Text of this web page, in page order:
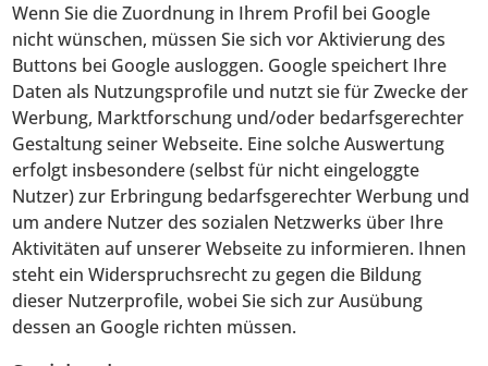
Wenn Sie die Zuordnung in Ihrem Profil bei Google
nicht wünschen, müssen Sie sich vor Aktivierung des
Buttons bei Google ausloggen. Google speichert Ihre
Daten als Nutzungsprofile und nutzt sie für Zwecke der
Werbung, Marktforschung und/oder bedarfsgerechter
Gestaltung seiner Webseite. Eine solche Auswertung
erfolgt insbesondere (selbst für nicht eingeloggte
Nutzer) zur Erbringung bedarfsgerechter Werbung und
um andere Nutzer des sozialen Netzwerks über Ihre
Aktivitäten auf unserer Webseite zu informieren. Ihnen
steht ein Widerspruchsrecht zu gegen die Bildung
dieser Nutzerprofile, wobei Sie sich zur Ausübung
dessen an Google richten müssen.